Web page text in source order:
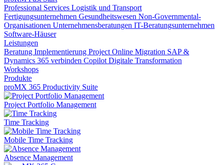
Professional Services Logistik und Transport
Fertigungsunternehmen Gesundheitswesen Non-Governmental-
Organisationen Unternehmensberatungen IT-Beratungsunternehmen
Software-Häuser
Leistungen
Beratung Implementierung Project Online Migration SAP &
Dynamics 365 verbinden Copilot Digitale Transformation
Workshops
Produkte
proMX 365 Productivity Suite
Project Portfolio Management
Time Tracking
Mobile Time Tracking
Absence Management